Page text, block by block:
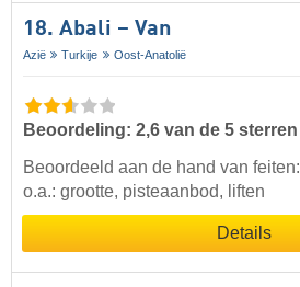
18. Abali – Van
Azië Turkije Oost-Anatolië
Beoordeling: 2,6 van de 5 sterren
Beoordeeld aan de hand van feiten:
o.a.: grootte, pisteaanbod, liften
Details